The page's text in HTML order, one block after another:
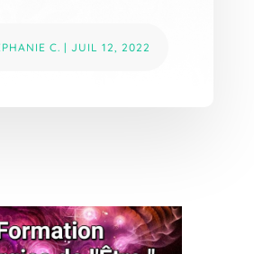
C. |JUIL 12, 2022